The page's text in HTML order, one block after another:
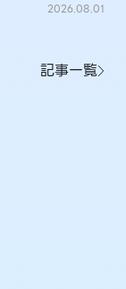
2026.08.01
記事一覧